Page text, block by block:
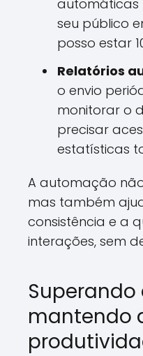
automáticas
seu público
posso estar
Relatórios
o envio
monitorar o
precisar
estatísticas
A automação
mas também
consistência e a
interações, sem
Superando
mantendo